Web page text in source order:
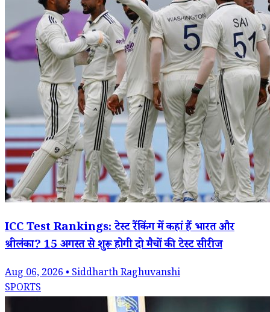
ICC Test Rankings: टेस्ट रैंकिंग में कहां हैं भारत और
श्रीलंका? 15 अगस्त से शुरू होगी दो मैचों की टेस्ट सीरीज
Aug 06, 2026 • Siddharth Raghuvanshi
SPORTS